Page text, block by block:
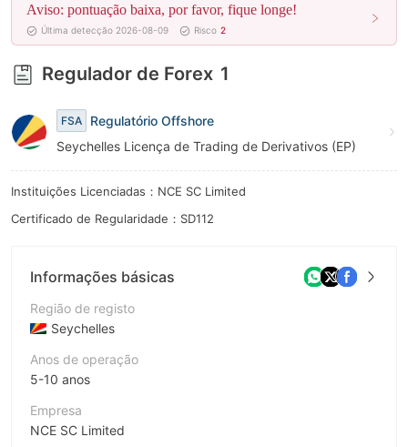
9
Aviso: pontuação baixa, por favor, fique longe!
Última detecção 2026-08-09 Risco 2
Regulador de Forex 1
FSA
Regulatório Offshore
Seychelles Licença de Trading de Derivativos (EP)
Instituições Licenciadas：NCE SC Limited
Certificado de Regularidade：SD112
Informações básicas
Região de registo
Seychelles
Anos de operação
5-10 anos
Empresa
NCE SC Limited